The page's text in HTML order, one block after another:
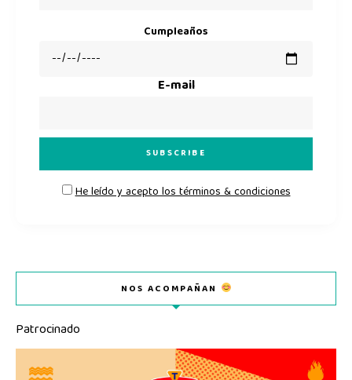
Cumpleaños
E-mail
He leído y acepto los términos & condiciones
NOS ACOMPAÑAN
Patrocinado